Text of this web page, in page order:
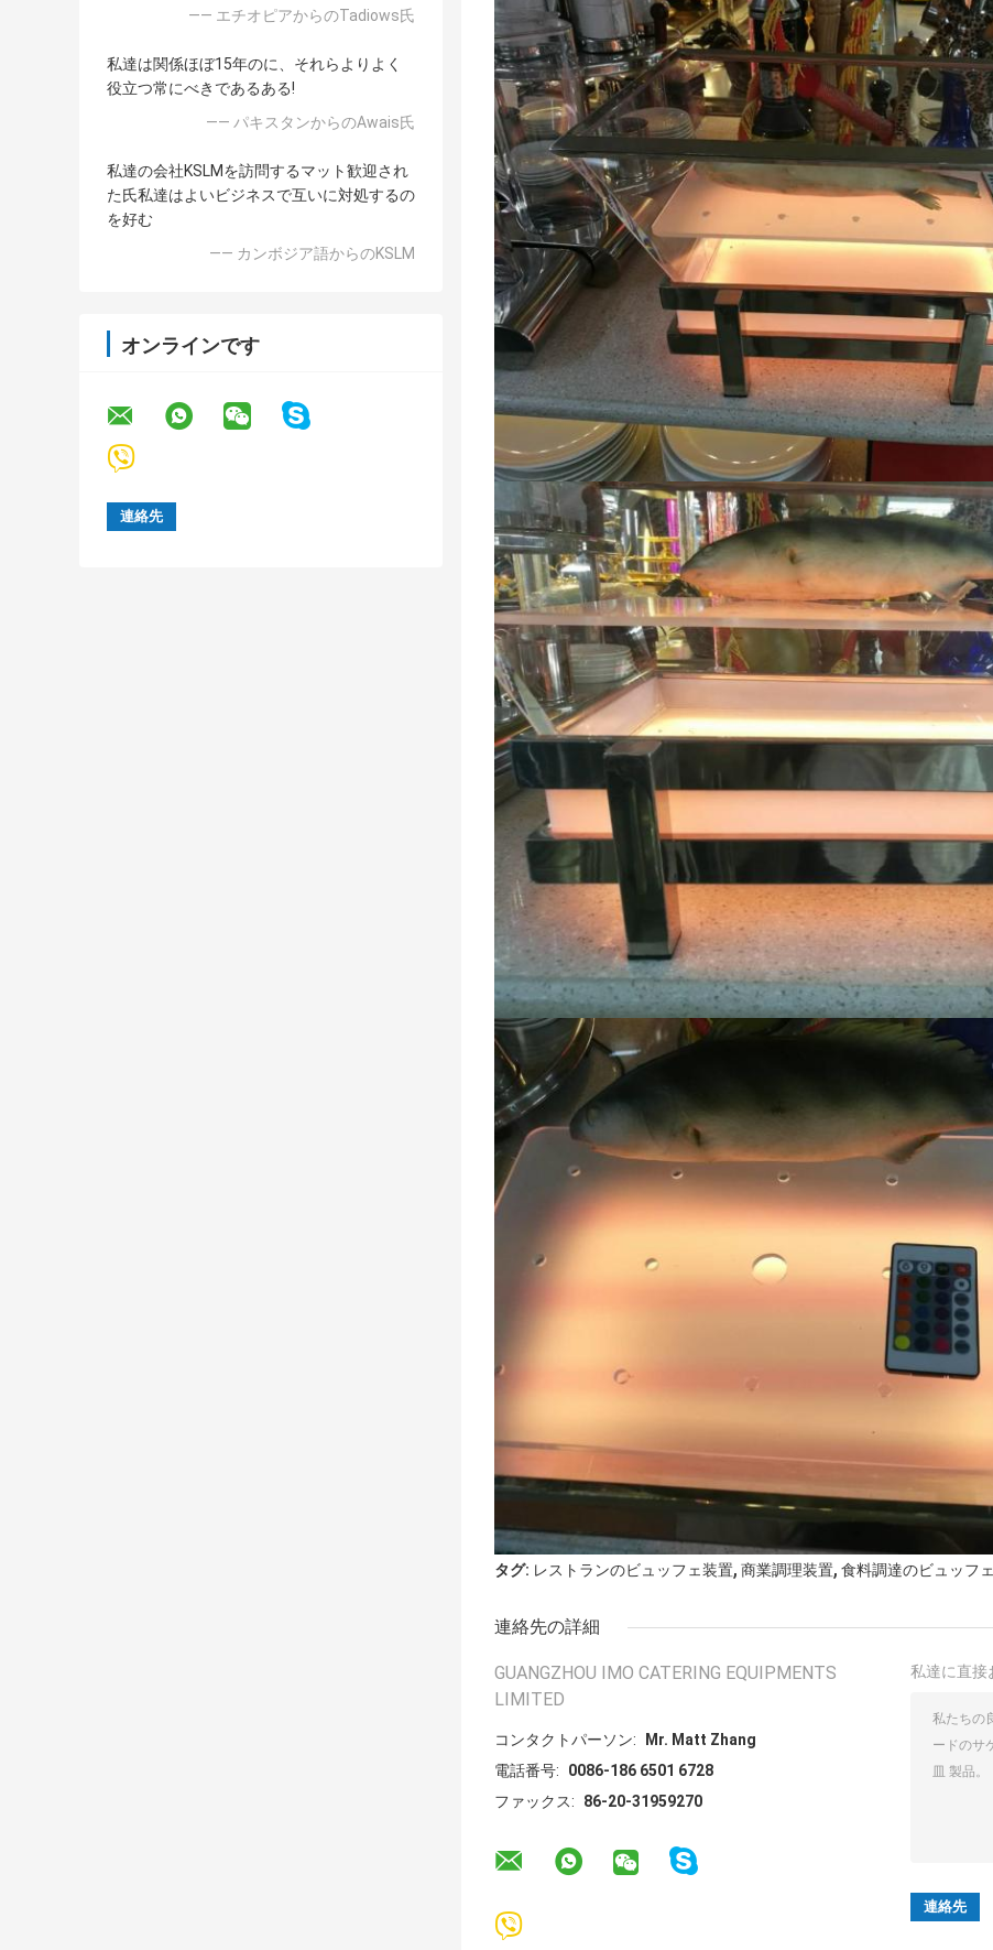
—— エチオピアからのTadiows氏
私達は関係ほぼ15年のに、それらよりよく
役立つ常にべきであるある!
—— パキスタンからのAwais氏
私達の会社KSLMを訪問するマット歓迎され
た氏私達はよいビジネスで互いに対処するの
を好む
—— カンボジア語からのKSLM
オンラインです
タグ: レストランのビュッフェ装置, 商業調理装置, 食料調達のビュッフ
連絡先の詳細
GUANGZHOU IMO CATERING EQUIPMENTS
LIMITED
コンタクトパーソン:
Mr. Matt Zhang
電話番号:
0086-186 6501 6728
ファックス:
86-20-31959270
私達に直接